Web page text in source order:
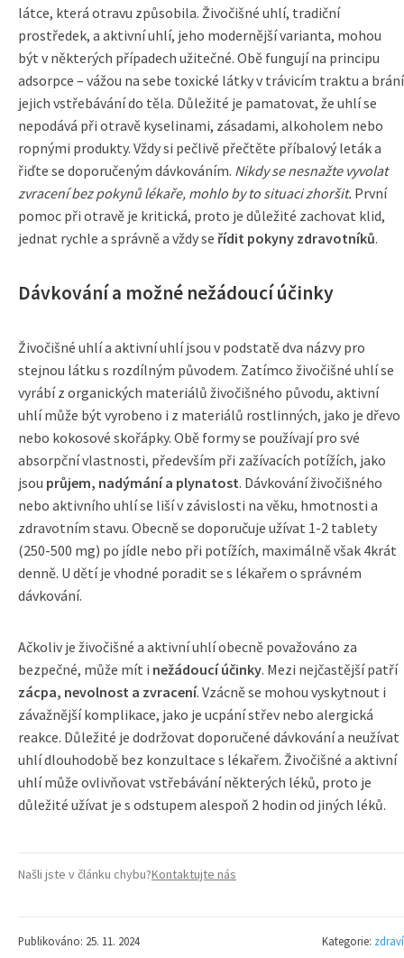
látce, která otravu způsobila. Živočišné uhlí, tradiční
prostředek, a aktivní uhlí, jeho modernější varianta, mohou
být v některých případech užitečné. Obě fungují na principu
adsorpce – vážou na sebe toxické látky v trávicím traktu a brání
jejich vstřebávání do těla. Důležité je pamatovat, že uhlí se
nepodává při otravě kyselinami, zásadami, alkoholem nebo
ropnými produkty. Vždy si pečlivě přečtěte příbalový leták a
řiďte se doporučeným dávkováním. Nikdy se nesnažte vyvolat
zvracení bez pokynů lékaře, mohlo by to situaci zhoršit. První
pomoc při otravě je kritická, proto je důležité zachovat klid,
jednat rychle a správně a vždy se řídit pokyny zdravotníků.
Dávkování a možné nežádoucí účinky
Živočišné uhlí a aktivní uhlí jsou v podstatě dva názvy pro
stejnou látku s rozdílným původem. Zatímco živočišné uhlí se
vyrábí z organických materiálů živočišného původu, aktivní
uhlí může být vyrobeno i z materiálů rostlinných, jako je dřevo
nebo kokosové skořápky. Obě formy se používají pro své
absorpční vlastnosti, především při zažívacích potížích, jako
jsou průjem, nadýmání a plynatost. Dávkování živočišného
nebo aktivního uhlí se liší v závislosti na věku, hmotnosti a
zdravotním stavu. Obecně se doporučuje užívat 1-2 tablety
(250-500 mg) po jídle nebo při potížích, maximálně však 4krát
denně. U dětí je vhodné poradit se s lékařem o správném
dávkování.
Ačkoliv je živočišné a aktivní uhlí obecně považováno za
bezpečné, může mít i nežádoucí účinky. Mezi nejčastější patří
zácpa, nevolnost a zvracení. Vzácně se mohou vyskytnout i
závažnější komplikace, jako je ucpání střev nebo alergická
reakce. Důležité je dodržovat doporučené dávkování a neužívat
uhlí dlouhodobě bez konzultace s lékařem. Živočišné a aktivní
uhlí může ovlivňovat vstřebávání některých léků, proto je
důležité užívat je s odstupem alespoň 2 hodin od jiných léků.
Našli jste v článku chybu?Kontaktujte nás
Publikováno: 25. 11. 2024 Kategorie: zdraví